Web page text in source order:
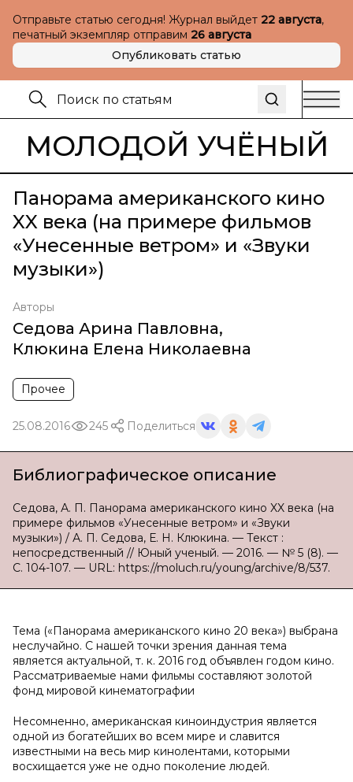
Отправьте статью сегодня! Журнал выйдет 22 августа,
печатный экземпляр отправим 26 августа
Опубликовать статью
МОЛОДОЙ УЧЁНЫЙ
Панорама американского кино
XX века (на примере фильмов
«Унесенные ветром» и «Звуки
музыки»)
Авторы
Седова Арина Павловна,
Клюкина Елена Николаевна
Прочее
25.08.2016 245 Поделиться
Библиографическое описание
Седова, А. П. Панорама американского кино XX века (на
примере фильмов «Унесенные ветром» и «Звуки
музыки») / А. П. Седова, Е. Н. Клюкина. — Текст :
непосредственный // Юный ученый. — 2016. — № 5 (8). —
С. 104-107. — URL: https://moluch.ru/young/archive/8/537.
Тема («Панорама американского кино 20 века») выбрана
неслучайно. С нашей точки зрения данная тема
является актуальной, т. к. 2016 год объявлен годом кино.
Рассматриваемые нами фильмы составляют золотой
фонд мировой кинематографии
Несомненно, американская киноиндустрия является
одной из богатейших во всем мире и славится
известными на весь мир кинолентами, которыми
восхищается уже не одно поколение людей.